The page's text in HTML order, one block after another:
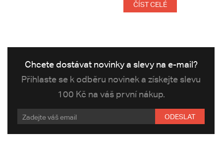
ČÍST CELÉ
Chcete dostávat novinky a slevy na e-mail?
Přihlaste se k odběru novinek a získejte slevu
100 Kč na váš první nákup.
ODESLAT